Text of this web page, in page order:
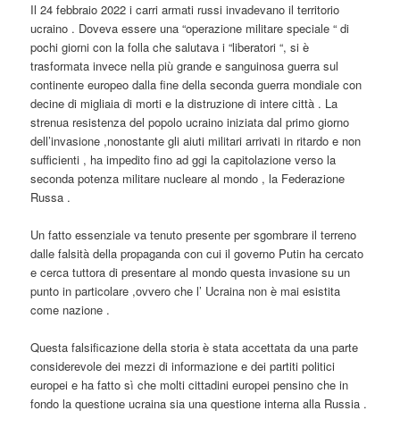
Il 24 febbraio 2022 i carri armati russi invadevano il territorio
ucraino . Doveva essere una “operazione militare speciale “ di
pochi giorni con la folla che salutava i “liberatori “, si è
trasformata invece nella più grande e sanguinosa guerra sul
continente europeo dalla fine della seconda guerra mondiale con
decine di migliaia di morti e la distruzione di intere città . La
strenua resistenza del popolo ucraino iniziata dal primo giorno
dell’invasione ,nonostante gli aiuti militari arrivati in ritardo e non
sufficienti , ha impedito fino ad ggi la capitolazione verso la
seconda potenza militare nucleare al mondo , la Federazione
Russa .
Un fatto essenziale va tenuto presente per sgombrare il terreno
dalle falsità della propaganda con cui il governo Putin ha cercato
e cerca tuttora di presentare al mondo questa invasione su un
punto in particolare ,ovvero che l’ Ucraina non è mai esistita
come nazione .
Questa falsificazione della storia è stata accettata da una parte
considerevole dei mezzi di informazione e dei partiti politici
europei e ha fatto sì che molti cittadini europei pensino che in
fondo la questione ucraina sia una questione interna alla Russia .